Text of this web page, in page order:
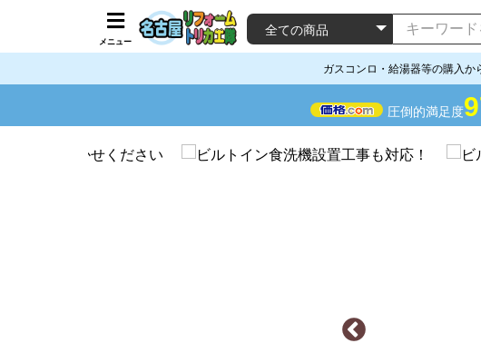
メニュー
ガスコンロ・給湯器等の購入
圧倒的満足度